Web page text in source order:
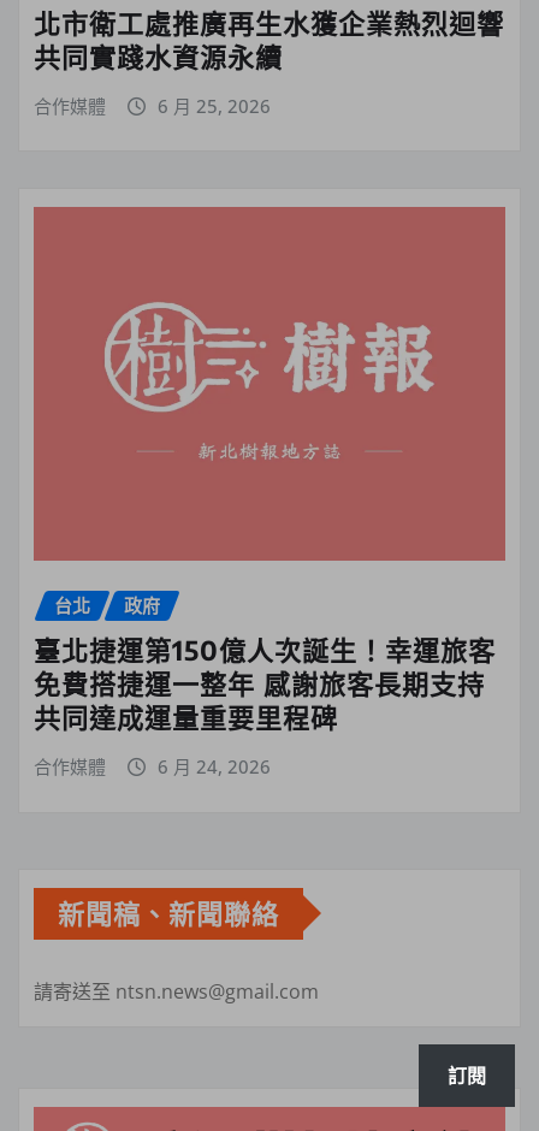
北市衛工處推廣再生水獲企業熱烈迴響
共同實踐水資源永續
合作媒體 6 月 25, 2026
台北 政府
臺北捷運第150億人次誕生！幸運旅客
免費搭捷運一整年 感謝旅客長期支持
共同達成運量重要里程碑
合作媒體 6 月 24, 2026
新聞稿、新聞聯絡
請寄送至 ntsn.news@gmail.com
訂閱